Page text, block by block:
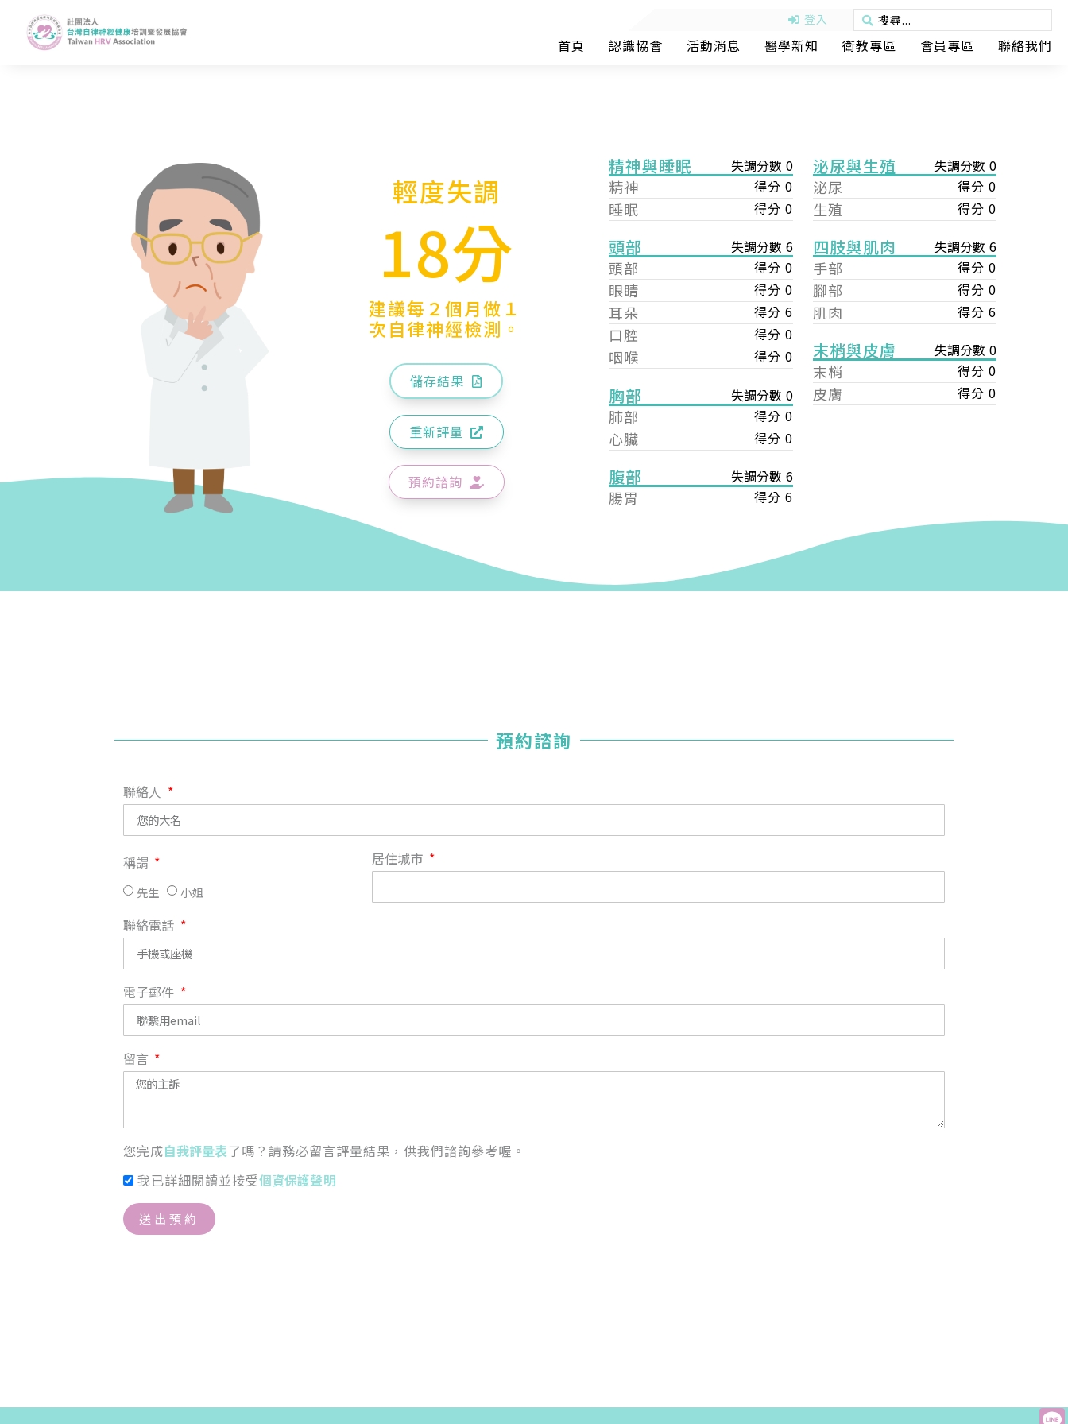
登入
首頁 認識協會 活動消息 醫學新知 衛教專區 會員專區 聯絡我們
輕度失調
18分
建議每２個月做１
次自律神經檢測。
儲存結果
重新評量
預約諮詢
精神與睡眠 失調分數 0
精神 得分 0
睡眠 得分 0
頭部 失調分數 6
頭部 得分 0
眼睛 得分 0
耳朵 得分 6
口腔 得分 0
咽喉 得分 0
胸部 失調分數 0
肺部 得分 0
心臟 得分 0
腹部 失調分數 6
腸胃 得分 6
泌尿與生殖 失調分數 0
泌尿 得分 0
生殖 得分 0
四肢與肌肉 失調分數 6
手部 得分 0
腳部 得分 0
肌肉 得分 6
末梢與皮膚 失調分數 0
末梢 得分 0
皮膚 得分 0
預約諮詢
聯絡人
稱謂
先生 小姐
居住城市
聯絡電話
電子郵件
留言
您完成自我評量表了嗎？請務必留言評量結果，供我們諮詢參考喔。
我已詳細閱讀並接受個資保護聲明
送出預約
您好，您的會員申請，已成功送出，經本協會理事會審核
【會費】
入會費新臺幣1200元，於會員入會時繳納；常年會費1200
元，於每年度繳納。
戶名: 社團法人台灣自律神經健康培訓暨發展協會